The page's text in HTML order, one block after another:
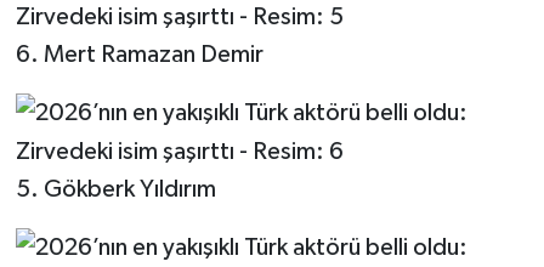
6. Mert Ramazan Demir
5. Gökberk Yıldırım